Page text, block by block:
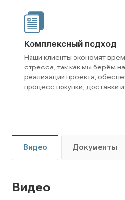
Комплексный подход
Наши клиенты экономят
стресса, так как мы берём
реализации проекта,
процесс покупки, доставки и
Видео Документы
Видео